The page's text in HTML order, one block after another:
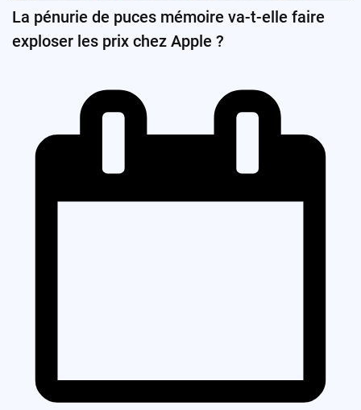
La pénurie de puces mémoire va-t-elle faire
exploser les prix chez Apple ?